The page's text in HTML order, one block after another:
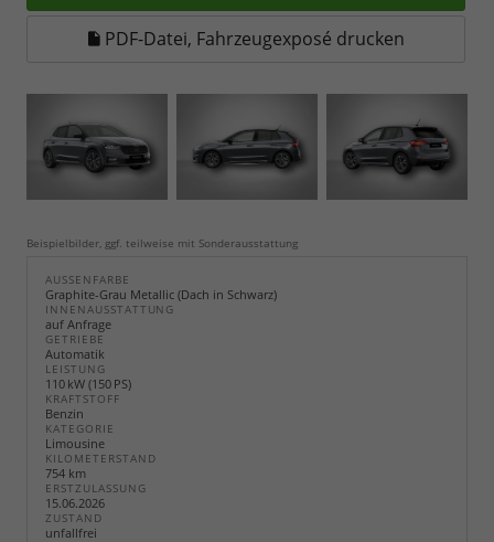
PDF-Datei, Fahrzeugexposé drucken
Beispielbilder, ggf. teilweise mit Sonderausstattung
AUSSENFARBE
Graphite-Grau Metallic (Dach in Schwarz)
INNENAUSSTATTUNG
auf Anfrage
GETRIEBE
Automatik
LEISTUNG
110 kW (150 PS)
KRAFTSTOFF
Benzin
KATEGORIE
Limousine
KILOMETERSTAND
754 km
ERSTZULASSUNG
15.06.2026
ZUSTAND
unfallfrei